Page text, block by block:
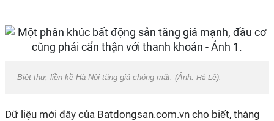
Biệt thự, liền kề Hà Nội tăng giá chóng mặt. (Ảnh: Hà Lê).
Dữ liệu mới đây của Batdongsan.com.vn cho biết, tháng